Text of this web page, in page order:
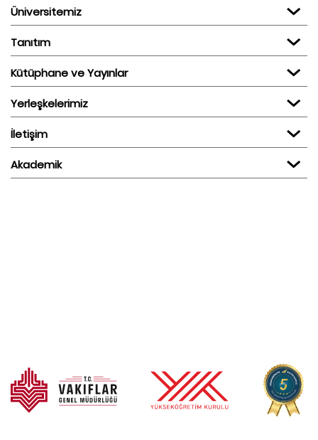
Üniversitemiz
Tanıtım
Kütüphane ve Yayınlar
Yerleşkelerimiz
İletişim
Akademik